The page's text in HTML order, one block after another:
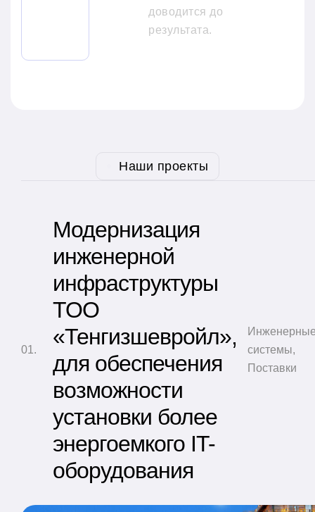
доводится до
результата.
Наши проекты
Модернизация
инженерной
инфраструктуры
ТОО
«Тенгизшевройл»,
для обеспечения
возможности
установки более
энергоемкого IT-
оборудования
системы,
Поставки